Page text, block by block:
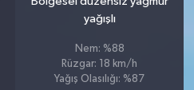
yağışlı
Nem: %88
Rüzgar: 18 km/h
Yağış Olasılığı: %87